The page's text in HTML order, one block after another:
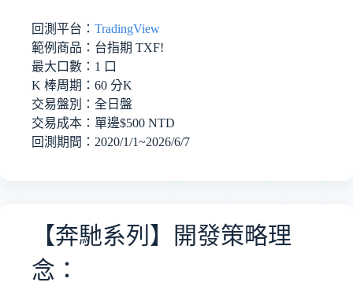
回測平台：TradingView
範例商品：台指期 TXF!
最大口數：1 口
K 棒周期：60 分K
交易盤別：全日盤
交易成本：單邊$500 NTD
回測期間：2020/1/1~2026/6/7
【奔馳系列】開發策略理
念：